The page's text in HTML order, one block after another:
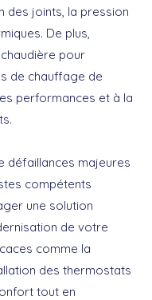
des joints, la pression
De plus,
pour
de chauffage de
performances et à la
défaillances majeures
compétents
une solution
de votre
comme la
des thermostats
tout en